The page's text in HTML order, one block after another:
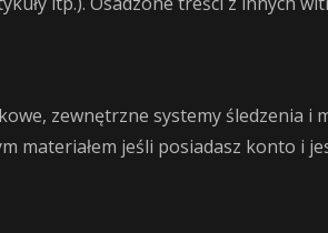
zewnętrzne systemy śledzenia
materiałem jeśli posiadasz konto i